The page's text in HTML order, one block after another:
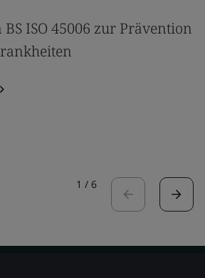
ISO 45006 zur Prävention
1 / 6